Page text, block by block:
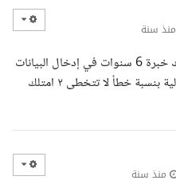
منذ سنة
السلام عليكم انا بيشوى من مصر امتلك خبرة 6 سنوات في إدخال البيانات
وامتلك مهارة الكتابة بسرعة و بدقة عالية بنسبة خطأ لا تتخطى ٢ امتلك
منذ سنة